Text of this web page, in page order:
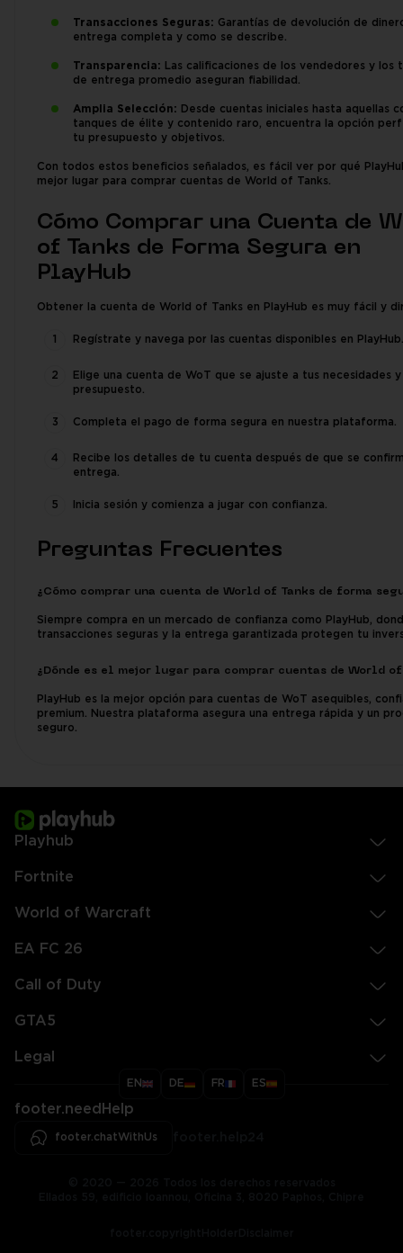
Transacciones Seguras: Garantías de devolución de
entrega completa y como se describe.
Transparencia: Las calificaciones de los vendedores y los
de entrega promedio aseguran fiabilidad.
Amplia Selección: Desde cuentas iniciales hasta aquellas
tanques de élite y contenido raro, encuentra la opción
tu presupuesto y objetivos.
Con todos estos beneficios señalados, es fácil ver por qué
mejor lugar para comprar cuentas de World of Tanks.
Cómo Comprar una Cuenta de
of Tanks de Forma Segura en
PlayHub
Obtener la cuenta de World of Tanks en PlayHub es muy fácil y
Regístrate y navega por las cuentas disponibles en PlayHub.
Elige una cuenta de WoT que se ajuste a tus necesidades y
presupuesto.
Completa el pago de forma segura en nuestra plataforma.
Recibe los detalles de tu cuenta después de que se
entrega.
Inicia sesión y comienza a jugar con confianza.
Preguntas Frecuentes
¿Cómo comprar una cuenta de World of Tanks de forma
Siempre compra en un mercado de confianza como PlayHub,
transacciones seguras y la entrega garantizada protegen tu
¿Dónde es el mejor lugar para comprar cuentas de World of
PlayHub es la mejor opción para cuentas de WoT asequibles,
premium. Nuestra plataforma asegura una entrega rápida y un
seguro.
Playhub
Fortnite
World of Warcraft
EA FC 26
Call of Duty
GTA5
Legal
EN DE FR ES
footer.needHelp
footer.chatWithUs